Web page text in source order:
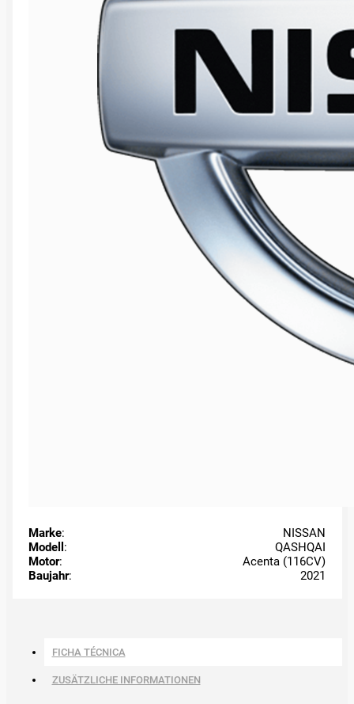
Marke:
NISSAN
Modell :
QASHQAI
Motor:
Acenta (116CV)
Baujahr: 2021
FICHA TÉCNICA
ZUSÄTZLICHE INFORMATIONEN